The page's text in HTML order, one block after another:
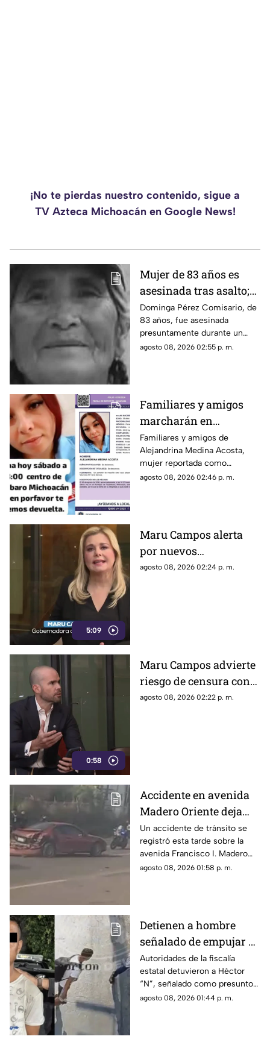
¡No te pierdas nuestro contenido, sigue a
TV Azteca Michoacán en Google News!
Mujer de 83 años es
asesinada tras asalto;
le robaron los $90 que
había ganado
vendiendo cemitas
Dominga Pérez Comisario, de
83 años, fue asesinada
presuntamente durante un
asalto en Amozoc, Puebla,
agosto 08, 2026 02:55 p. m.
Familiares y amigos
marcharán en
Tacámbaro para exigir
la localización de
Alejandrina Medina
Familiares y amigos de
Alejandrina Medina Acosta,
mujer reportada como
desaparecida en Tacámbaro,
agosto 08, 2026 02:46 p. m.
5:09
Maru Campos alerta
por nuevos
lineamientos: “Podrían
agosto 08, 2026 02:24 p. m.
0:58
Maru Campos advierte
riesgo de censura con
nuevos lineamientos
agosto 08, 2026 02:22 p. m.
Accidente en avenida
Madero Oriente deja
daños materiales en
Morelia
Un accidente de tránsito se
registró esta tarde sobre la
avenida Francisco I. Madero
Oriente, en Morelia, a la altura
agosto 08, 2026 01:58 p. m.
Detienen a hombre
señalado de empujar a
adulto mayor que
murió arrollado por
tráiler
Autoridades de la fiscalía
estatal detuvieron a Héctor
“N”, señalado como presunto
responsable de empujar a un
agosto 08, 2026 01:44 p. m.